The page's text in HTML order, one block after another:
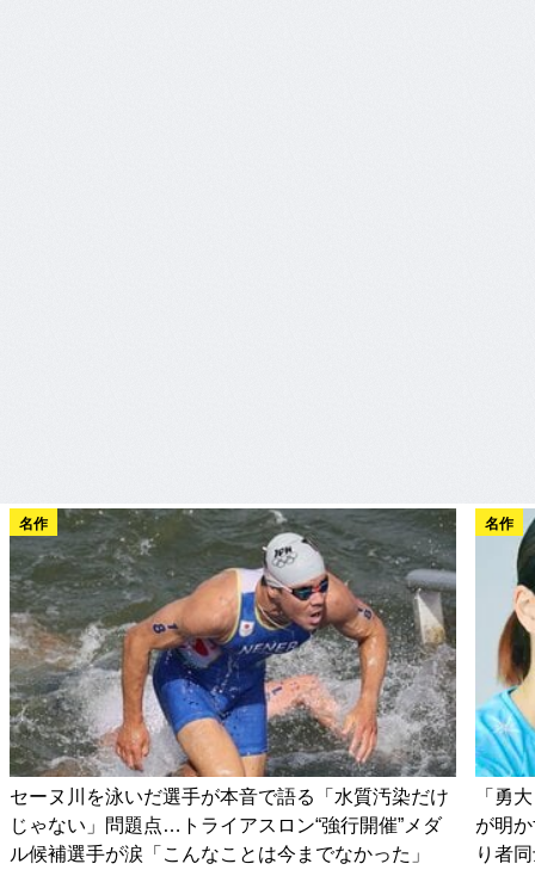
名作
セーヌ川を泳いだ選手が本音で語る「水質汚染だけ
じゃない」問題点…トライアスロン“強行開催”メダ
ル候補選手が涙「こんなことは今までなかった」
名作
「勇
が明
り者